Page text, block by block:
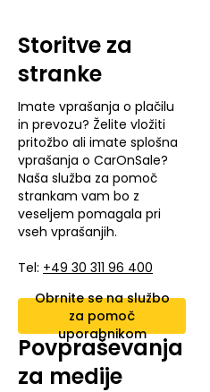
Storitve za
stranke
Imate vprašanja o plačilu
in prevozu? Želite vložiti
pritožbo ali imate splošna
vprašanja o CarOnSale?
Naša služba za pomoč
strankam vam bo z
veseljem pomagala pri
vseh vprašanjih.
Tel: +49 30 311 96 400
Obrnite se na službo
za pomoč
uporabnikom
Povpraševanja
za medije